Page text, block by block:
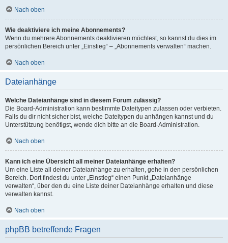
Nach oben
Wie deaktiviere ich meine Abonnements?
Wenn du mehrere Abonnements deaktivieren möchtest, so kannst du dies im
persönlichen Bereich unter „Einstieg“ – „Abonnements verwalten“ machen.
Nach oben
Dateianhänge
Welche Dateianhänge sind in diesem Forum zulässig?
Die Board-Administration kann bestimmte Dateitypen zulassen oder verbieten.
Falls du dir nicht sicher bist, welche Dateitypen du anhängen kannst und du
Unterstützung benötigst, wende dich bitte an die Board-Administration.
Nach oben
Kann ich eine Übersicht all meiner Dateianhänge erhalten?
Um eine Liste all deiner Dateianhänge zu erhalten, gehe in den persönlichen
Bereich. Dort findest du unter „Einstieg“ einen Punkt „Dateianhänge
verwalten“, über den du eine Liste deiner Dateianhänge erhalten und diese
verwalten kannst.
Nach oben
phpBB betreffende Fragen